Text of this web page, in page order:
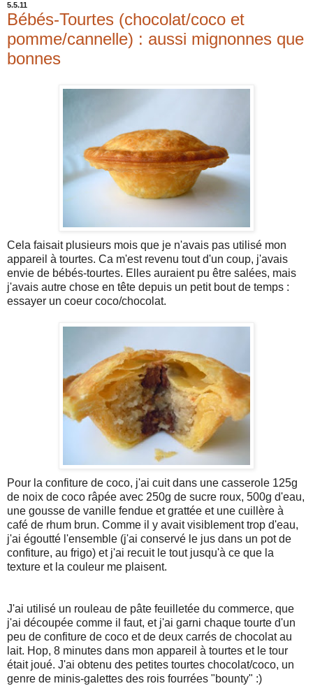
5.5.11
Bébés-Tourtes (chocolat/coco et
pomme/cannelle) : aussi mignonnes que
bonnes
Cela faisait plusieurs mois que je n'avais pas utilisé mon
appareil à tourtes. Ca m'est revenu tout d'un coup, j'avais
envie de bébés-tourtes. Elles auraient pu être salées, mais
j'avais autre chose en tête depuis un petit bout de temps :
essayer un coeur coco/chocolat.
Pour la confiture de coco, j'ai cuit dans une casserole 125g
de noix de coco râpée avec 250g de sucre roux, 500g d'eau,
une gousse de vanille fendue et grattée et une cuillère à
café de rhum brun. Comme il y avait visiblement trop d'eau,
j'ai égoutté l'ensemble (j'ai conservé le jus dans un pot de
confiture, au frigo) et j'ai recuit le tout jusqu'à ce que la
texture et la couleur me plaisent.
J'ai utilisé un rouleau de pâte feuilletée du commerce, que
j'ai découpée comme il faut, et j'ai garni chaque tourte d'un
peu de confiture de coco et de deux carrés de chocolat au
lait. Hop, 8 minutes dans mon appareil à tourtes et le tour
était joué. J'ai obtenu des petites tourtes chocolat/coco, un
genre de minis-galettes des rois fourrées "bounty" :)